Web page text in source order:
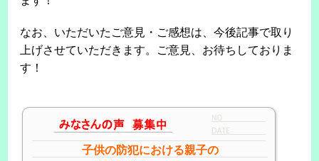
なお、いただいたご意見・ご感想は、今後記事で取り
上げさせていただきます。ご意見、お待ちしておりま
す！
子供の防犯における親子の